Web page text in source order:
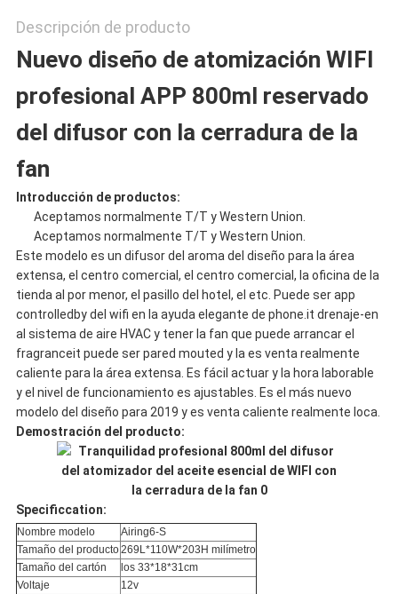
POLÍTICA
DE
PRIVACIDAD
Descripción de producto
Nuevo diseño de atomización WIFI
profesional APP 800ml reservado
del difusor con la cerradura de la
fan
Introducción de productos:
Aceptamos normalmente T/T y Western Union.
Aceptamos normalmente T/T y Western Union.
Este modelo es un difusor del aroma del diseño para la área
extensa, el centro comercial, el centro comercial, la oficina de la
tienda al por menor, el pasillo del hotel, el etc. Puede ser app
controlledby del wifi en la ayuda elegante de phone.it drenaje-en
al sistema de aire HVAC y tener la fan que puede arrancar el
fragranceit puede ser pared mouted y la es venta realmente
caliente para la área extensa. Es fácil actuar y la hora laborable
y el nivel de funcionamiento es ajustables. Es el más nuevo
modelo del diseño para 2019 y es venta caliente realmente loca.
Demostración del producto:
Specificcation:
Nombre modelo
Airing6-S
Tamaño del producto269L*110W*203H milímetro
Tamaño del cartón
los 33*18*31cm
Voltaje
12v